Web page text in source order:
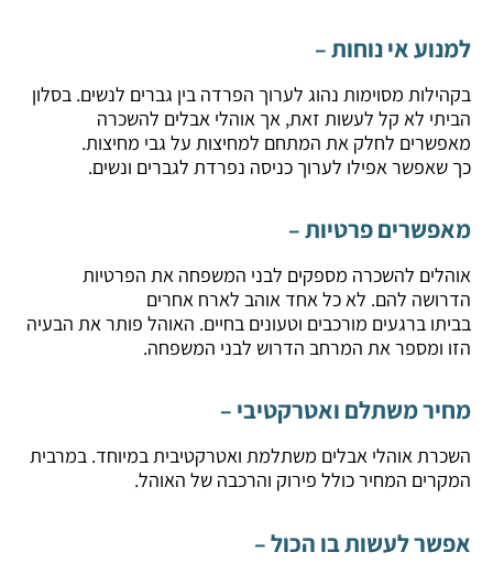
למנוע אי נוחות –
בקהילות מסוימות נהוג לערוך הפרדה בין גברים לנשים. בסלון
הביתי לא קל לעשות זאת, אך אוהלי אבלים להשכרה
מאפשרים לחלק את המתחם למחיצות על גבי מחיצות.
כך שאפשר אפילו לערוך כניסה נפרדת לגברים ונשים.
מאפשרים פרטיות –
אוהלים להשכרה מספקים לבני המשפחה את הפרטיות
הדרושה להם. לא כל אחד אוהב לארח אחרים
בביתו ברגעים מורכבים וטעונים בחיים. האוהל פותר את הבעיה
הזו ומספר את המרחב הדרוש לבני המשפחה.
מחיר משתלם ואטרקטיבי –
השכרת אוהלי אבלים משתלמת ואטרקטיבית במיוחד. במרבית
המקרים המחיר כולל פירוק והרכבה של האוהל.
אפשר לעשות בו הכול –